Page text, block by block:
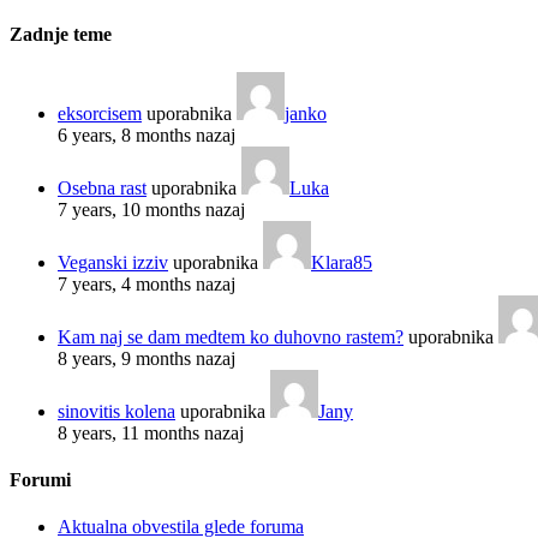
Zadnje teme
eksorcisem uporabnika
janko
6 years, 8 months nazaj
Osebna rast uporabnika
Luka
7 years, 10 months nazaj
Veganski izziv uporabnika
Klara85
7 years, 4 months nazaj
Kam naj se dam medtem ko duhovno rastem? uporabnika
8 years, 9 months nazaj
sinovitis kolena uporabnika
Jany
8 years, 11 months nazaj
Forumi
Aktualna obvestila glede foruma